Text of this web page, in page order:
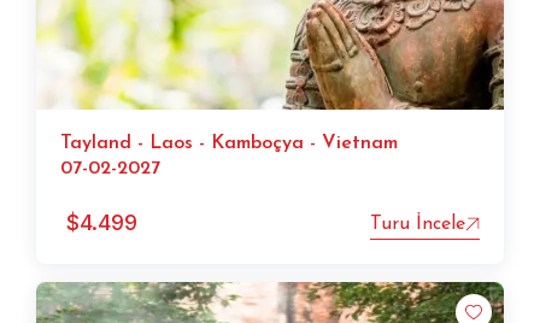
Tayland - Laos - Kamboçya - Vietnam
07-02-2027
$4.499 Turu İncele